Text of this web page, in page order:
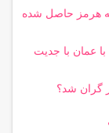
هرمز حاصل شده
با عمان با جدیت